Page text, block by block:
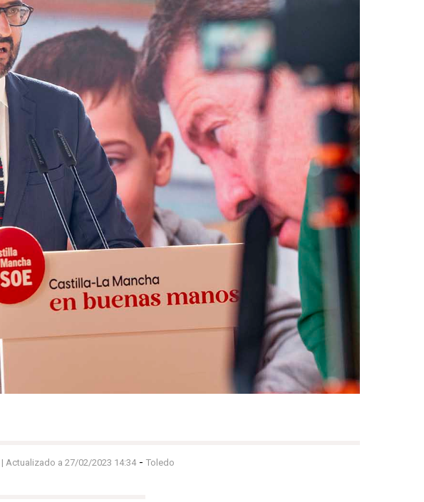
| Actualizado a 27/02/2023 14:34- Toledo